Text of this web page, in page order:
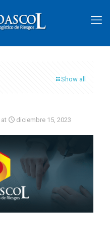
Show all
at diciembre 15, 2023